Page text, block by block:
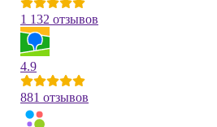
1 132 отзывов
4.9
881 отзывов